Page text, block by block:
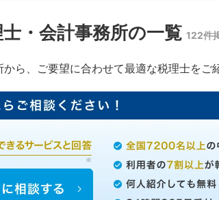
・会計事務所の一覧 122件
ら、ご要望に合わせて最適な税理士をご